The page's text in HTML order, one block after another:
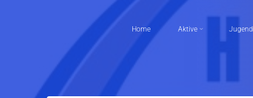
Home Aktive Jugend